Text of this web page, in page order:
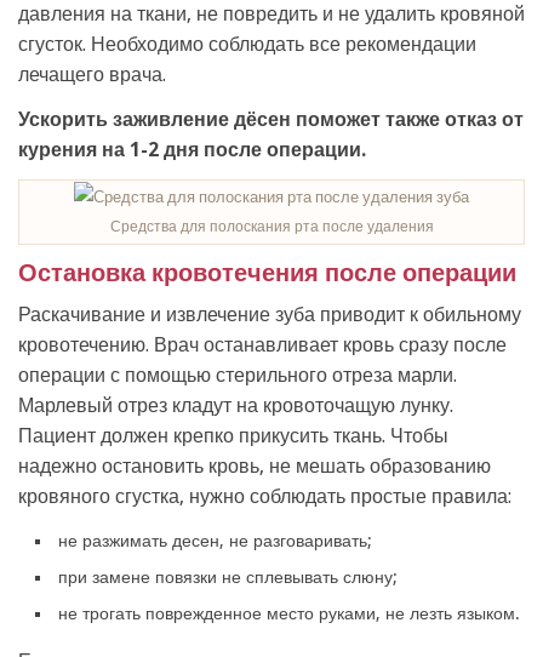
давления на ткани, не повредить и не удалить кровяной
сгусток. Необходимо соблюдать все рекомендации
лечащего врача.
Ускорить заживление дёсен поможет также отказ от
курения на 1-2 дня после операции.
Средства для полоскания рта после удаления
Остановка кровотечения после операции
Раскачивание и извлечение зуба приводит к обильному
кровотечению. Врач останавливает кровь сразу после
операции с помощью стерильного отреза марли.
Марлевый отрез кладут на кровоточащую лунку.
Пациент должен крепко прикусить ткань. Чтобы
надежно остановить кровь, не мешать образованию
кровяного сгустка, нужно соблюдать простые правила:
не разжимать десен, не разговаривать;
при замене повязки не сплевывать слюну;
не трогать поврежденное место руками, не лезть языком.